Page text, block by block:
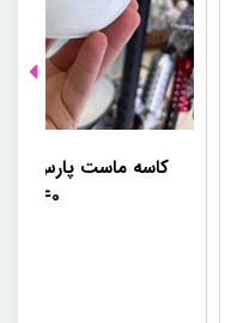
کاسه ماست پارس
440